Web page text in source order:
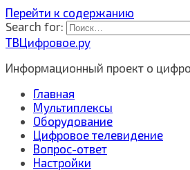
Перейти к содержанию
Search for:
ТВЦифровое.ру
Информационный проект о
Главная
Мультиплексы
Оборудование
Цифровое телевидение
Вопрос-ответ
Настройки